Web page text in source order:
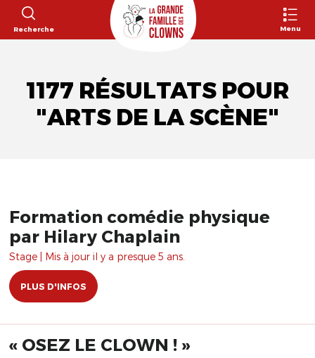
Recherche Menu
1177 RÉSULTATS POUR
"ARTS DE LA SCÈNE"
Formation comédie physique
par Hilary Chaplain
Stage | Mis à jour il y a presque 5 ans.
PLUS D'INFOS
​« OSEZ LE CLOWN ! »